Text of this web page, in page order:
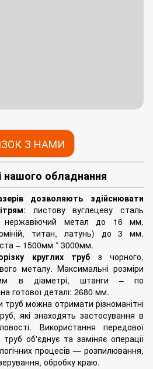
З НАМИ
обладнання
дозволяють здійснювати
: листову вуглецеву сталь
метал до 16 мм,
титан, латунь) до 3 мм.
– 1500мм * 3000мм.
круглих труб з чорного,
металу. Максимальні розміри
в діаметрі, штанги – по
готової деталі: 2680 мм.
труб можна отримати різноманітні
які знаходять застосування в
Використання передової
труб об'єднує та заміняє операції
процесів — розпилювання,
обробку краю.